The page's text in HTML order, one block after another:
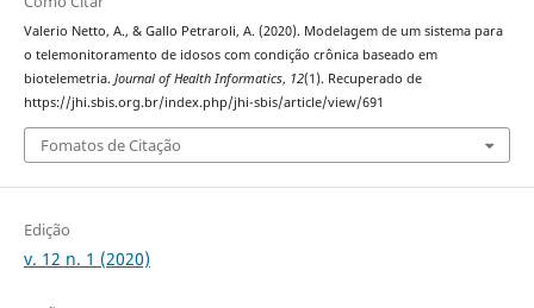
Valerio Netto, A., & Gallo Petraroli, A. (2020). Modelagem de um sistema para
o telemonitoramento de idosos com condição crônica baseado em
biotelemetria. Journal of Health Informatics, 12(1). Recuperado de
https://jhi.sbis.org.br/index.php/jhi-sbis/article/view/691
Fomatos de Citação
Edição
v. 12 n. 1 (2020)